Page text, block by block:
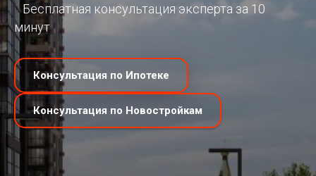
Бесплатная консультация эксперта за 10
минут
Консультация по Ипотеке
Консультация по Новостройкам